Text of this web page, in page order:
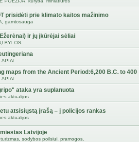
prisidėti prie klimato kaitos mažinimo
gamtosauga
ir jų įkūrėjai sėliai
BYLOS
maps from the Ancient Period:6,200 B.C. to 400
ataka yra suplanuota
aktualijos
atsisiųstą įrašą – į policijos rankas
aktualijos
Latvijoje
sodybos poilsiui, pramogos.